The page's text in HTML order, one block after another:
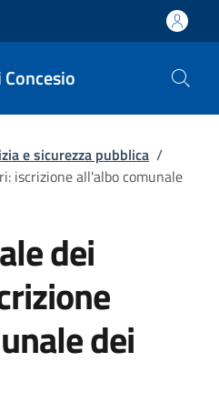
e sicurezza pubblica /
iscrizione all'albo comunale
dei
dei